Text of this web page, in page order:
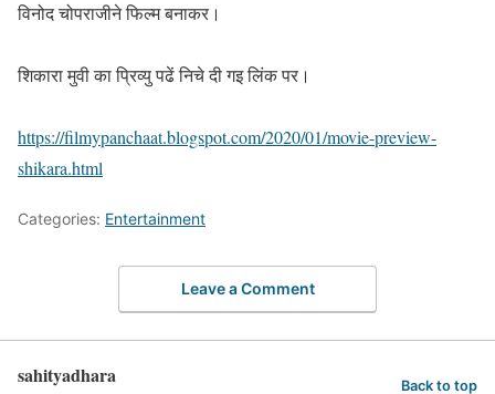
विनोद चोपराजीने फिल्म बनाकर।
शिकारा मुवी का प्रिव्यु पढें निचे दी गइ लिंक पर।
https://filmypanchaat.blogspot.com/2020/01/movie-preview-
shikara.html
Categories: Entertainment
Leave a Comment
sahityadhara Back to top